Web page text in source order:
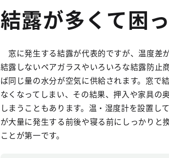
結露が多くて困
窓に発生する結露が代表的ですが、温度差
結露しないペアガラスやいろいろな結露防止
ば同じ量の水分が空気に供給されます。窓で
なくなってしまい、その結果、押入や家具の
しまうこともあります。温・湿度計を設置し
が大量に発生する前後や寝る前にしっかりと
ことが第一です。